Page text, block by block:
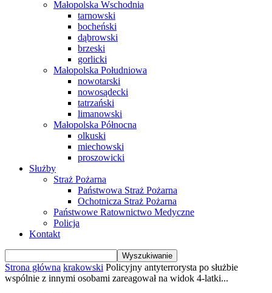
Małopolska Wschodnia
tarnowski
bocheński
dąbrowski
brzeski
gorlicki
Małopolska Południowa
nowotarski
nowosądecki
tatrzański
limanowski
Małopolska Północna
olkuski
miechowski
proszowicki
Służby
Straż Pożarna
Państwowa Straż Pożarna
Ochotnicza Straż Pożarna
Państwowe Ratownictwo Medyczne
Policja
Kontakt
Strona główna krakowski Policyjny antyterrorysta po służbie
wspólnie z innymi osobami zareagował na widok 4-latki...